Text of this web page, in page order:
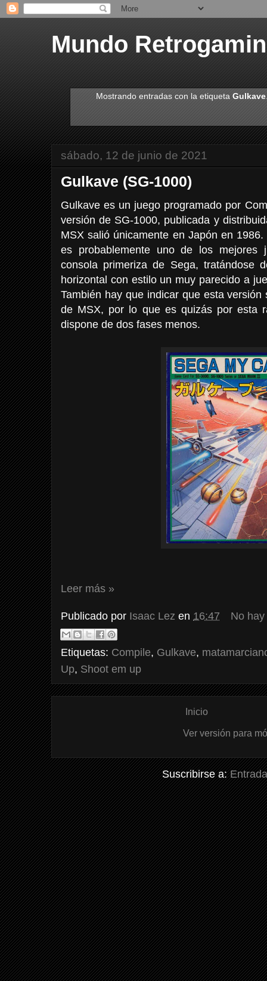
Mundo
Mostrando entradas con la etiqueta Gulkave
sábado, 12 de junio de 2021
Gulkave (SG-1000)
Gulkave es un juego programado por
versión de SG-1000, publicada y
MSX salió únicamente en Japón en
es probablemente uno de los mejores
consola primeriza de Sega, tratándose
horizontal con estilo un muy parecido a
También hay que indicar que esta
de MSX, por lo que es quizás por esta
dispone de dos fases menos.
Leer más »
Publicado por Isaac Lez en 16:47 No
Etiquetas: Compile, Gulkave,
Up, Shoot em up
Inicio
Ver versión para
Suscribirse a: